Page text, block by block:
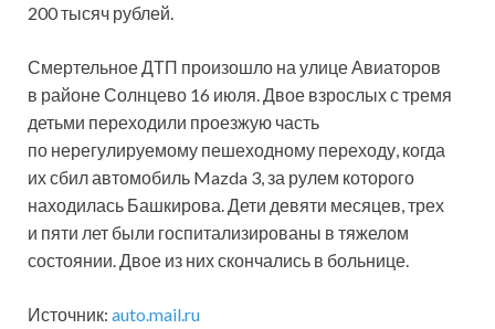
200 тысяч рублей.
Смертельное ДТП произошло на улице Авиаторов
в районе Солнцево 16 июля. Двое взрослых с тремя
детьми переходили проезжую часть
по нерегулируемому пешеходному переходу, когда
их сбил автомобиль Mazda 3, за рулем которого
находилась Башкирова. Дети девяти месяцев, трех
и пяти лет были госпитализированы в тяжелом
состоянии. Двое из них скончались в больнице.
Источник: auto.mail.ru